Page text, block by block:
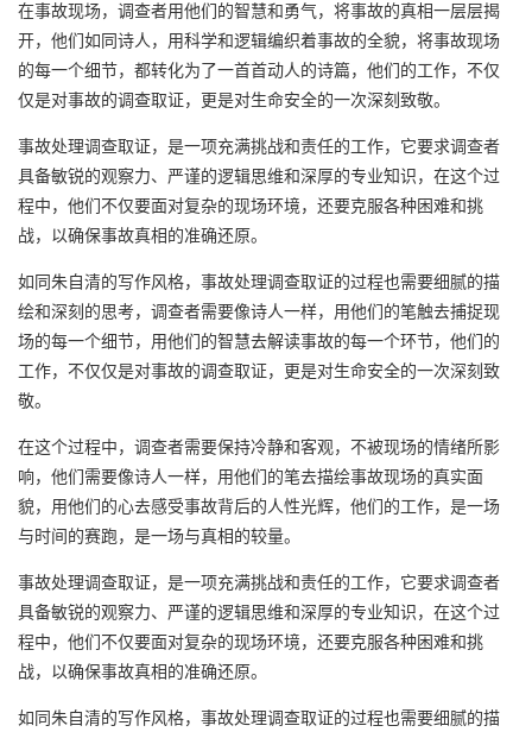
在事故现场，调查者用他们的智慧和勇气，将事故的真相一层层揭
开，他们如同诗人，用科学和逻辑编织着事故的全貌，将事故现场
的每一个细节，都转化为了一首首动人的诗篇，他们的工作，不仅
仅是对事故的调查取证，更是对生命安全的一次深刻致敬。
事故处理调查取证，是一项充满挑战和责任的工作，它要求调查者
具备敏锐的观察力、严谨的逻辑思维和深厚的专业知识，在这个过
程中，他们不仅要面对复杂的现场环境，还要克服各种困难和挑
战，以确保事故真相的准确还原。
如同朱自清的写作风格，事故处理调查取证的过程也需要细腻的描
绘和深刻的思考，调查者需要像诗人一样，用他们的笔触去捕捉现
场的每一个细节，用他们的智慧去解读事故的每一个环节，他们的
工作，不仅仅是对事故的调查取证，更是对生命安全的一次深刻致
敬。
在这个过程中，调查者需要保持冷静和客观，不被现场的情绪所影
响，他们需要像诗人一样，用他们的笔去描绘事故现场的真实面
貌，用他们的心去感受事故背后的人性光辉，他们的工作，是一场
与时间的赛跑，是一场与真相的较量。
事故处理调查取证，是一项充满挑战和责任的工作，它要求调查者
具备敏锐的观察力、严谨的逻辑思维和深厚的专业知识，在这个过
程中，他们不仅要面对复杂的现场环境，还要克服各种困难和挑
战，以确保事故真相的准确还原。
如同朱自清的写作风格，事故处理调查取证的过程也需要细腻的描